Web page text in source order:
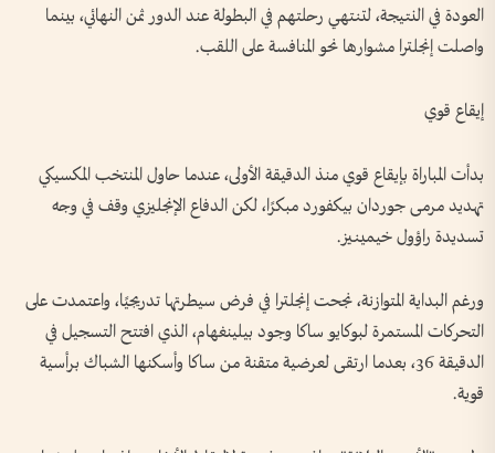
العودة في النتيجة، لتنتهي رحلتهم في البطولة عند الدور ثمن النهائي، بينما
واصلت إنجلترا مشوارها نحو المنافسة على اللقب.
إيقاع قوي
بدأت المباراة بإيقاع قوي منذ الدقيقة الأولى، عندما حاول المنتخب المكسيكي
تهديد مرمى جوردان بيكفورد مبكرًا، لكن الدفاع الإنجليزي وقف في وجه
تسديدة راؤول خيمينيز.
ورغم البداية المتوازنة، نجحت إنجلترا في فرض سيطرتها تدريجيًا، واعتمدت على
التحركات المستمرة لبوكايو ساكا وجود بيلينغهام، الذي افتتح التسجيل في
الدقيقة 36، بعدما ارتقى لعرضية متقنة من ساكا وأسكنها الشباك برأسية
قوية.